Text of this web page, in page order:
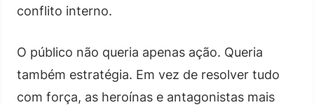
conflito interno.
O público não queria apenas ação. Queria
também estratégia. Em vez de resolver tudo
com força, as heroínas e antagonistas mais